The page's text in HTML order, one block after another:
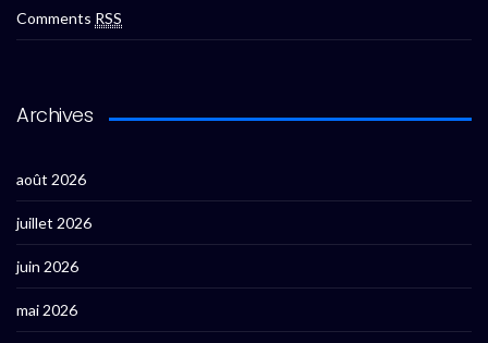
Comments RSS
Archives
août 2026
juillet 2026
juin 2026
mai 2026